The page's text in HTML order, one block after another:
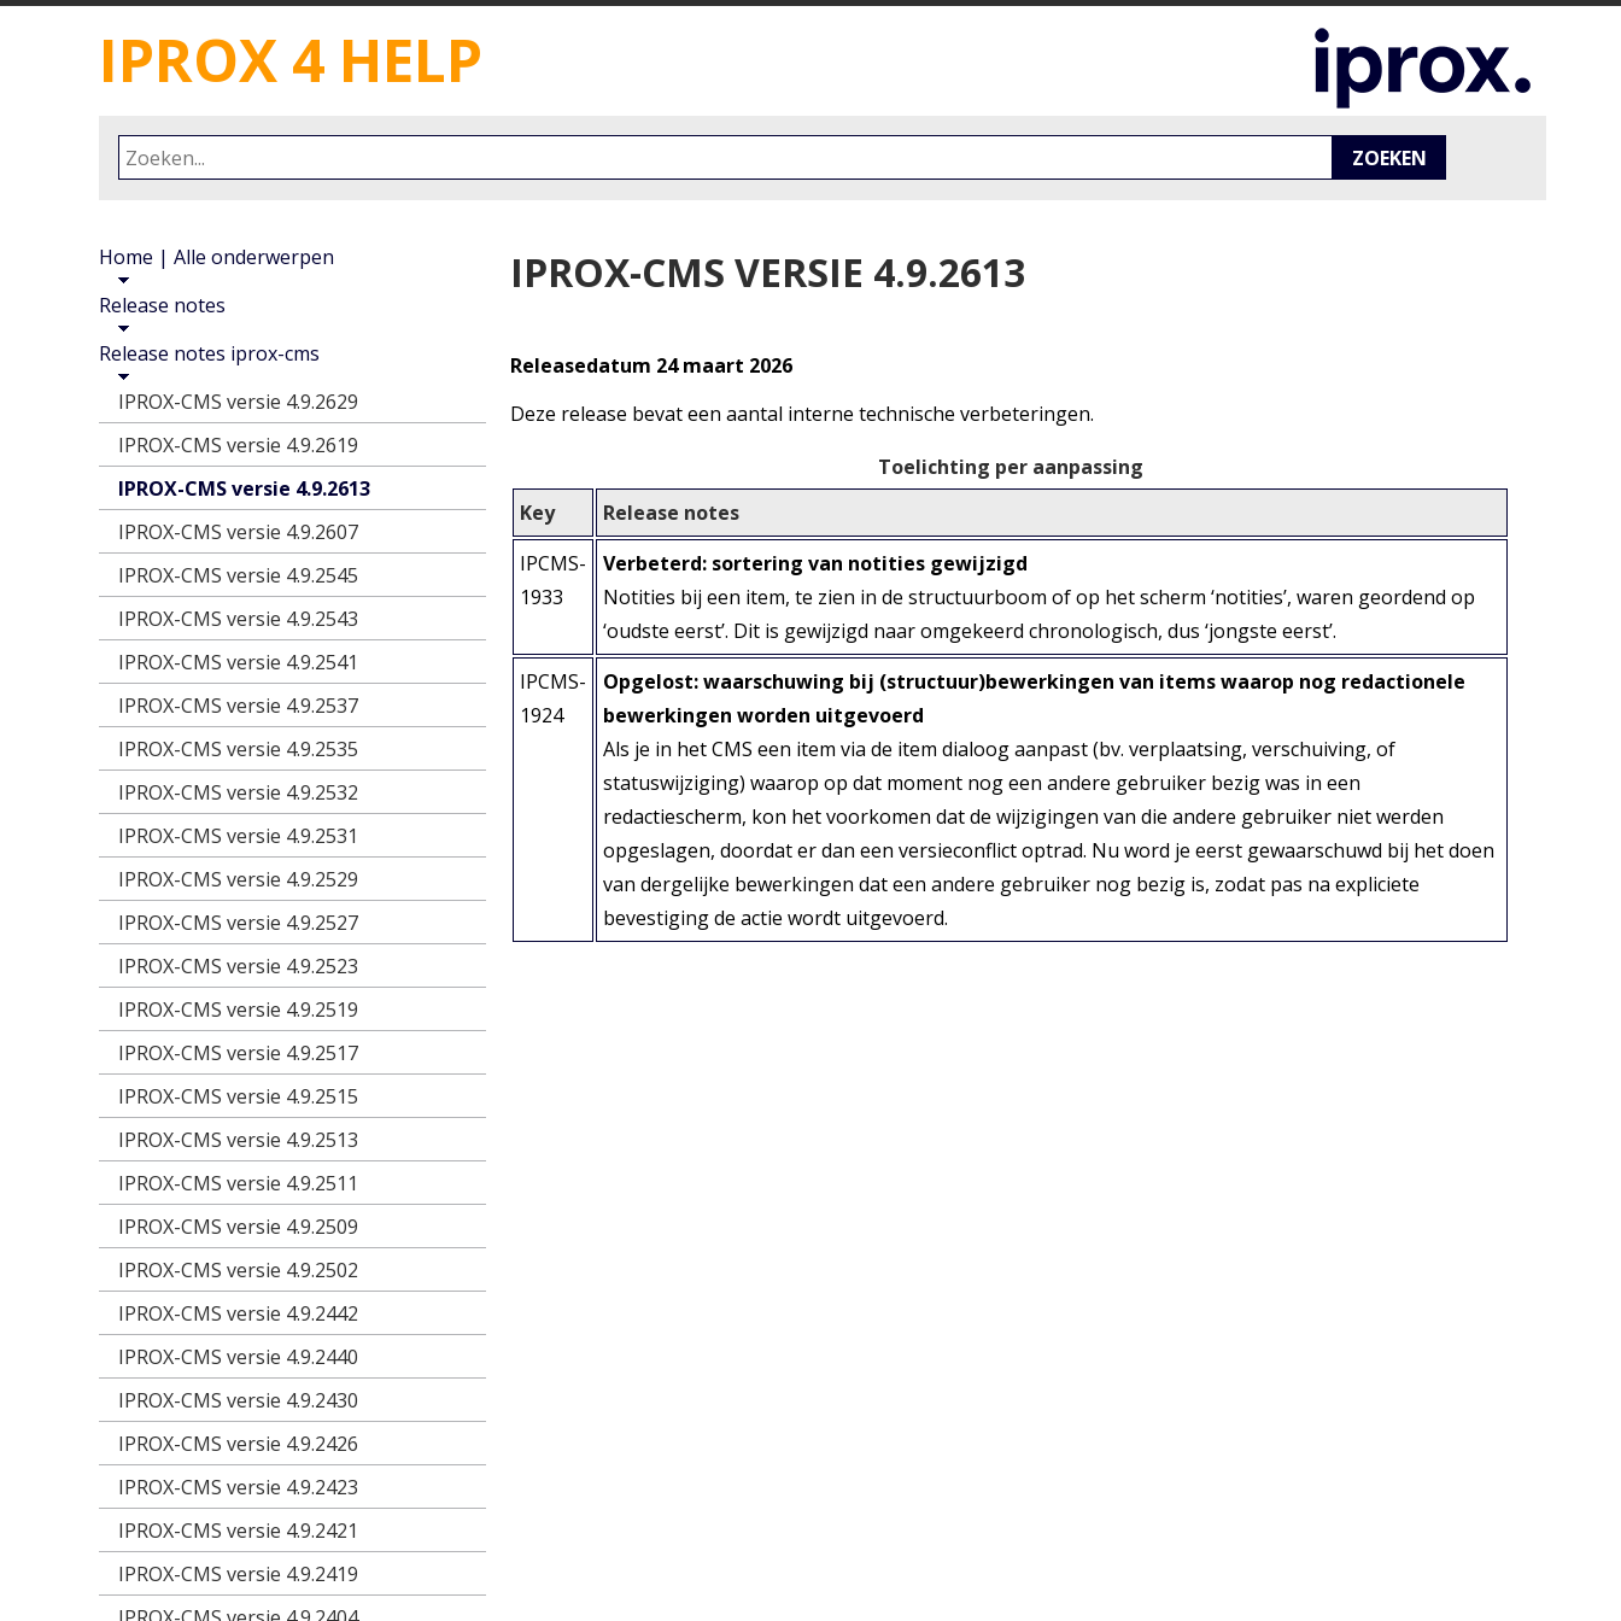
IPROX 4 HELP
IPROX-CMS VERSIE 4.9.2613
Releasedatum 24 maart 2026
Deze release bevat een aantal interne technische verbeteringen.
Toelichting per aanpassing
Key
Release notes
IPCMS-
1933
Verbeterd: sortering van notities gewijzigd
Notities bij een item, te zien in de structuurboom of op het scherm ‘notities’, waren geordend op
‘oudste eerst’. Dit is gewijzigd naar omgekeerd chronologisch, dus ‘jongste eerst’.
IPCMS-
1924
Opgelost: waarschuwing bij (structuur)bewerkingen van items waarop nog redactionele
bewerkingen worden uitgevoerd
Als je in het CMS een item via de item dialoog aanpast (bv. verplaatsing, verschuiving, of
statuswijziging) waarop op dat moment nog een andere gebruiker bezig was in een
redactiescherm, kon het voorkomen dat de wijzigingen van die andere gebruiker niet werden
opgeslagen, doordat er dan een versieconflict optrad. Nu word je eerst gewaarschuwd bij het doen
van dergelijke bewerkingen dat een andere gebruiker nog bezig is, zodat pas na expliciete
bevestiging de actie wordt uitgevoerd.
ZOEKFORMULIER
Zoekterm
ZOEKEN
KRUIMELPAD
EN
GERELATEERDE
PAGINA'S
Home | Alle onderwerpen
Release notes
Release notes iprox-cms
IPROX-CMS versie 4.9.2629
IPROX-CMS versie 4.9.2619
IPROX-CMS versie 4.9.2613
IPROX-CMS versie 4.9.2607
IPROX-CMS versie 4.9.2545
IPROX-CMS versie 4.9.2543
IPROX-CMS versie 4.9.2541
IPROX-CMS versie 4.9.2537
IPROX-CMS versie 4.9.2535
IPROX-CMS versie 4.9.2532
IPROX-CMS versie 4.9.2531
IPROX-CMS versie 4.9.2529
IPROX-CMS versie 4.9.2527
IPROX-CMS versie 4.9.2523
IPROX-CMS versie 4.9.2519
IPROX-CMS versie 4.9.2517
IPROX-CMS versie 4.9.2515
IPROX-CMS versie 4.9.2513
IPROX-CMS versie 4.9.2511
IPROX-CMS versie 4.9.2509
IPROX-CMS versie 4.9.2502
IPROX-CMS versie 4.9.2442
IPROX-CMS versie 4.9.2440
IPROX-CMS versie 4.9.2430
IPROX-CMS versie 4.9.2426
IPROX-CMS versie 4.9.2423
IPROX-CMS versie 4.9.2421
IPROX-CMS versie 4.9.2419